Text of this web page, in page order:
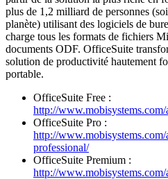
plus de 1,2 milliard de personnes
planète) utilisant des logiciels de
charge tous les formats de fichiers
documents ODF. OfficeSuite
solution de productivité hautement
portable.
OfficeSuite Free :
http://
OfficeSuite Pro :
http://
professional/
OfficeSuite Premium :
http://